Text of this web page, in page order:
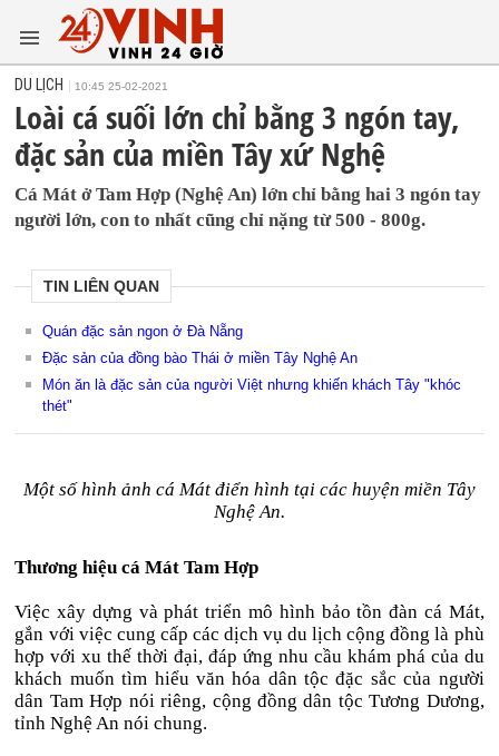
DU LỊCH 10:45 25-02-2021
Loài cá suối lớn chỉ bằng 3 ngón tay,
đặc sản của miền Tây xứ Nghệ
Cá Mát ở Tam Hợp (Nghệ An) lớn chỉ bằng hai 3 ngón tay
người lớn, con to nhất cũng chỉ nặng từ 500 - 800g.
TIN LIÊN QUAN
Quán đặc sản ngon ở Đà Nẵng
Đặc sản của đồng bào Thái ở miền Tây Nghệ An
Món ăn là đặc sản của người Việt nhưng khiến khách Tây "khóc
thét"
Một số hình ảnh cá Mát điển hình tại các huyện miền Tây
Nghệ An.
Thương hiệu cá Mát Tam Hợp
Việc xây dựng và phát triển mô hình bảo tồn đàn cá Mát,
gắn với việc cung cấp các dịch vụ du lịch cộng đồng là phù
hợp với xu thế thời đại, đáp ứng nhu cầu khám phá của du
khách muốn tìm hiểu văn hóa dân tộc đặc sắc của người
dân Tam Hợp nói riêng, cộng đồng dân tộc Tương Dương,
tỉnh Nghệ An nói chung.